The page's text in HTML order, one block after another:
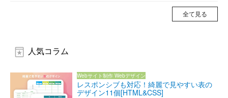
全て見る
人気コラム
Webサイト制作 Webデザイン
レスポンシブも対応！綺麗で見やすい表の
デザイン11個[HTML&CSS]